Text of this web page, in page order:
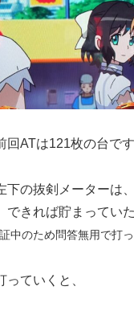
回ATは121枚の台で
下の抜剣メーターは
できれば貯まってい
中のため問答無用で打っ
っていくと、